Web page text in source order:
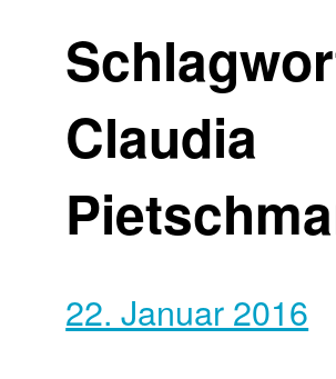
Claudia
22. Januar 2016